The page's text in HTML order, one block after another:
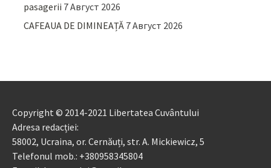
pasagerii 7 Август 2026
CAFEAUA DE DIMINEAȚĂ 7 Август 2026
Copyright © 2014-2021 Libertatea Cuvântului
Adresa redacției:
58002, Ucraina, or. Cernăuți, str. A. Mickiewicz, 5
Telefonul mob.: +380958345804